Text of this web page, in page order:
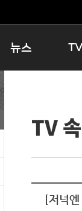
뉴스
보은
TV
인생
테마
시청
특집
TV
[저녁